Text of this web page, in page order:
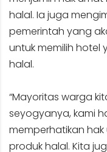
halal. Ia juga
pemerintah yang
untuk memilih hotel
halal.
“Mayoritas warga
seyogyanya, kami
memperhatikan
produk halal. Kita